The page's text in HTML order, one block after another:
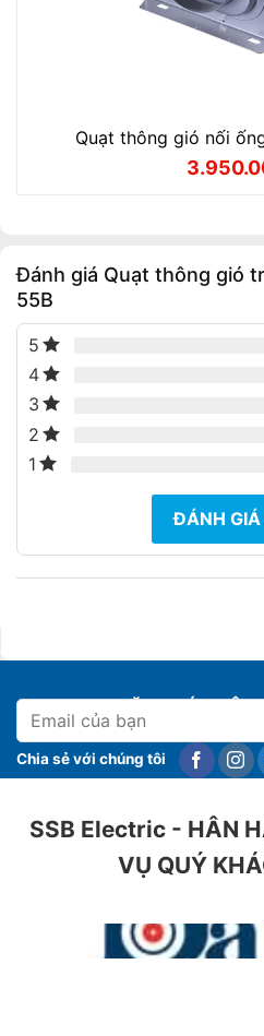
Quạt thông gió nối
Đánh giá Quạt thông gió
55B
5
4
3
2
1
ĐÁNH GIÁ
ĐĂNG KÝ NHẬN
Chia sẻ với chúng tôi
SSB Electric - HÂN
VỤ QUÝ